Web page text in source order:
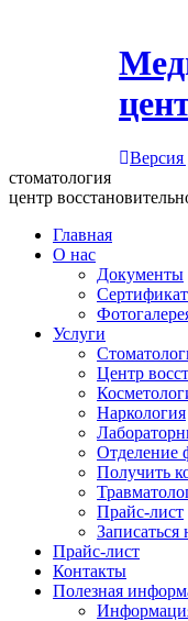
Версия
стоматология
центр
Главная
О нас
Документы
Услуги
Центр
Наркология
Отделение
Получить
Прайс-лист
Записаться
Прайс-лист
Контакты
Полезная